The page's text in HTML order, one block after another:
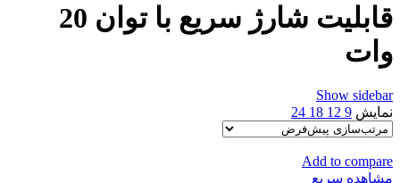
قابلیت شارژ سریع با توان 20
وات
Show sidebar
نمایش 9
12
18
24
Add to compare
مشاهده سریع